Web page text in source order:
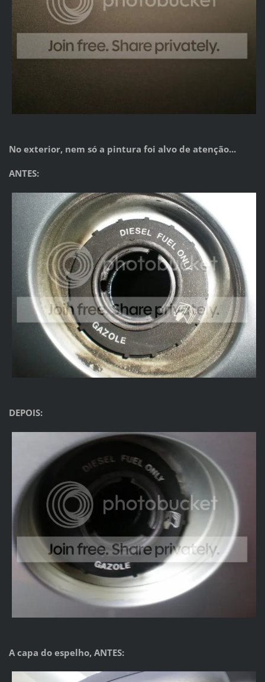
No exterior, nem só a pintura foi alvo de atenção...
ANTES:
DEPOIS:
A capa do espelho, ANTES: